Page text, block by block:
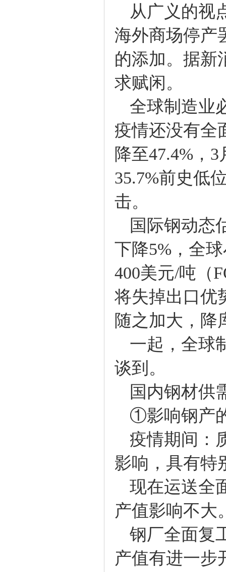
从广义的视
海外商场停产
的添加。据新
求赋闲。
全球制造业
疫情还没有全
降至47.4%，
35.7%前史低
击。
国际钢动态
下降5%，全
400美元/吨（
将失掉出口优
随之加大，降
一起，全球
谈到。
国内钢材供
①影响钢产
疫情期间：
影响，具有特
现在运送全
产值影响不大
钢厂全面复
产值有进一步